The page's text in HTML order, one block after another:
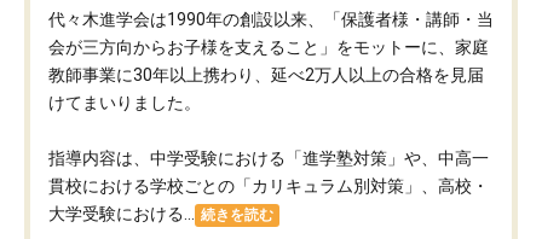
代々木進学会は1990年の創設以来、「保護者様・講師・当
会が三方向からお子様を支えること」をモットーに、家庭
教師事業に30年以上携わり、延べ2万人以上の合格を見届
けてまいりました。
指導内容は、中学受験における「進学塾対策」や、中高一
貫校における学校ごとの「カリキュラム別対策」、高校・
大学受験における...
続きを読む